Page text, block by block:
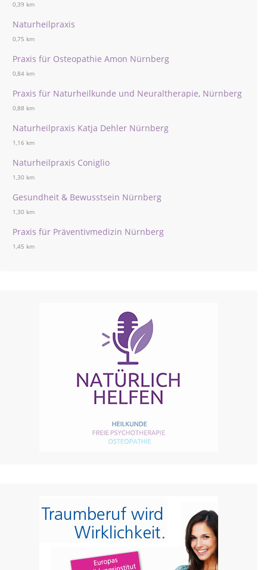
0,39 km
Naturheilpraxis
0,75 km
Praxis für Osteopathie Amon Nürnberg
0,84 km
Praxis für Naturheilkunde und Neuraltherapie, Nürnberg
0,88 km
Naturheilpraxis Katja Dehler Nürnberg
1,16 km
Naturheilpraxis Coniglio
1,30 km
Gesundheit & Bewusstsein Nürnberg
1,30 km
Praxis für Präventivmedizin Nürnberg
1,45 km